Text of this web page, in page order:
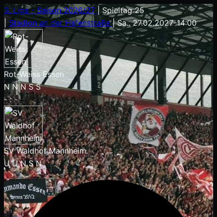
3. Liga - Saison 2026/27 Spieltag 25
Stadion an der Hafenstraße| Sa.. 27.02.2027-14:00
Rot-Weiss Essen
NNNSS
- : -
SV Waldhof Mannheim
UUNSN